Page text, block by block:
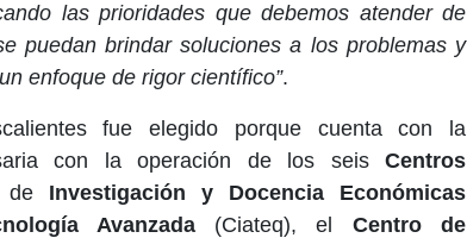
las prioridades que debemos atender de
puedan brindar soluciones a los problemas y
enfoque de rigor científico”.
fue elegido porque cuenta con la
con la operación de los seis Centros
Investigación y Docencia Económicas
Avanzada(Ciateq), el Centro de